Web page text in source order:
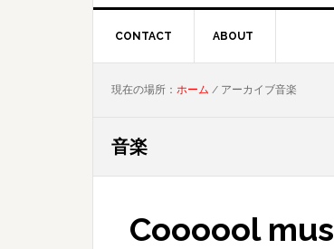
CONTACT ABOUT
現在の場所： ホーム / アーカイブ音楽
音楽
Coooool